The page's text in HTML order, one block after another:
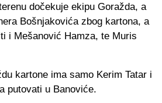
dočekuje ekipu Goražda, a
Bošnjakovića zbog kartona, a
i Mešanović Hamza, te Muris
kartone ima samo Kerim Tatar i
putovati u Banoviće.